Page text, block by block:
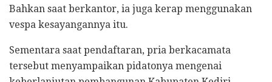
Bahkan saat berkantor, ia juga kerap menggunakan
vespa kesayangannya itu.
Sementara saat pendaftaran, pria berkacamata
tersebut menyampaikan pidatonya mengenai